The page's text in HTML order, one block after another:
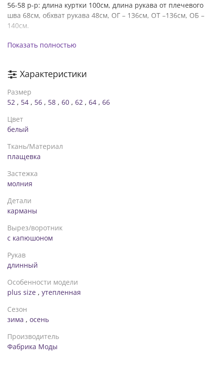
56-58 р-р: длина куртки 100см, длина рукава от плечевого
шва 68см, обхват рукава 48см, ОГ – 136см, ОТ –136см, OБ –
140см.
60-62 р-р: длина куртки 102см, длина рукава от плечевого
64-66 р-р: длина куртки 104см, длина рукава от плечевого
шва 70см, обхват рукава 53см, ОГ – 152см, ОТ –152см, OБ –
156см.
Показать полностью
Характеристики
Размер
52 , 54 , 56 , 58 , 60 , 62 , 64 , 66
Цвет
белый
Ткань/Материал
плащевка
Застежка
молния
Детали
карманы
Вырез/воротник
с капюшоном
Рукав
длинный
Особенности модели
plus size , утепленная
Сезон
зима , осень
Производитель
Фабрика Моды